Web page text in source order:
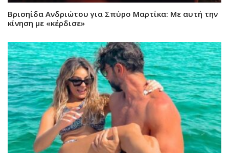
Βρισηίδα Ανδριώτου για Σπύρο Μαρτίκα: Με αυτή την
κίνηση με «κέρδισε»